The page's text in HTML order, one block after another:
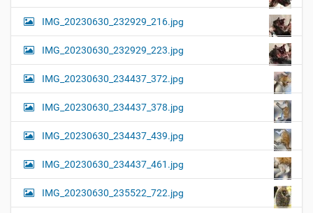
IMG_20230630_232929_216.jpg
IMG_20230630_232929_223.jpg
IMG_20230630_234437_372.jpg
IMG_20230630_234437_378.jpg
IMG_20230630_234437_439.jpg
IMG_20230630_234437_461.jpg
IMG_20230630_235522_722.jpg